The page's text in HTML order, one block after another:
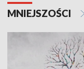
MNIEJSZOŚCI